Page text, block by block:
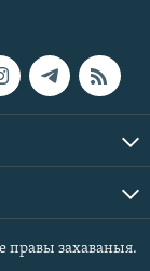
правы захаваныя.